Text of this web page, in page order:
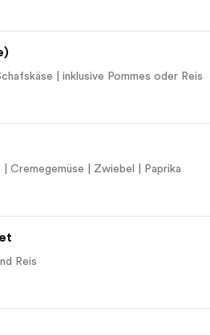
| inklusive Pommes oder Reis
Cremegemüse | Zwiebel | Paprika
Reis